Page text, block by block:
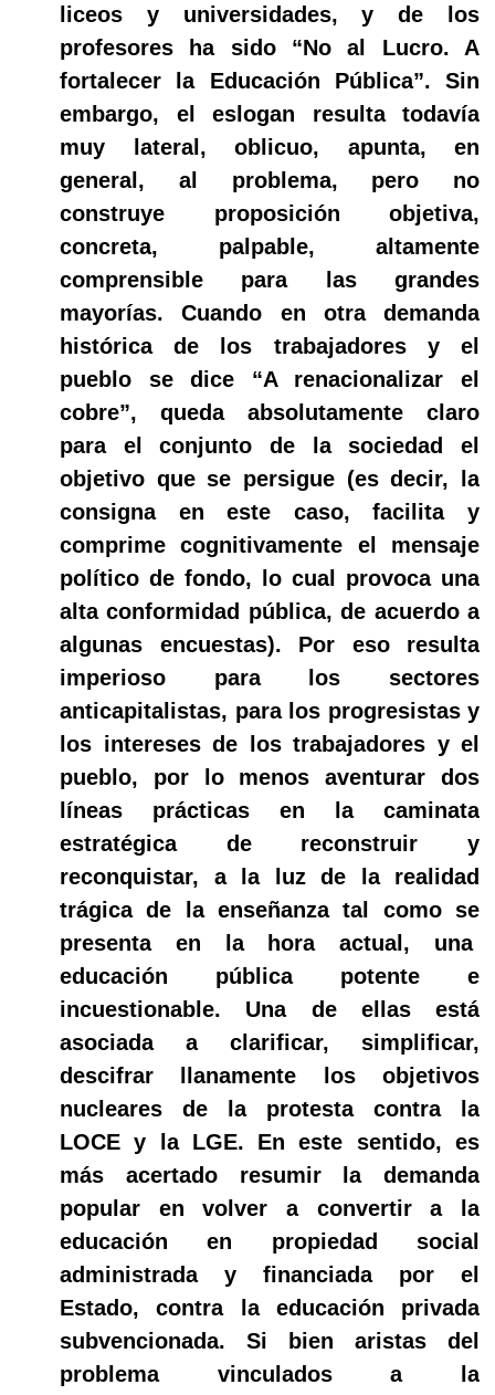
liceos y universidades, y de los
profesores ha sido “No al Lucro. A
fortalecer la Educación Pública”. Sin
embargo, el eslogan resulta todavía
muy lateral, oblicuo, apunta, en
general, al problema, pero no
construye proposición objetiva,
concreta, palpable, altamente
comprensible para las grandes
mayorías. Cuando en otra demanda
histórica de los trabajadores y el
pueblo se dice “A renacionalizar el
cobre”, queda absolutamente claro
para el conjunto de la sociedad el
objetivo que se persigue (es decir, la
consigna en este caso, facilita y
comprime cognitivamente el mensaje
político de fondo, lo cual provoca una
alta conformidad pública, de acuerdo a
algunas encuestas). Por eso resulta
imperioso para los sectores
anticapitalistas, para los progresistas y
los intereses de los trabajadores y el
pueblo, por lo menos aventurar dos
líneas prácticas en la caminata
estratégica de reconstruir y
reconquistar, a la luz de la realidad
trágica de la enseñanza tal como se
presenta en la hora actual, una
educación pública potente e
incuestionable. Una de ellas está
asociada a clarificar, simplificar,
descifrar llanamente los objetivos
nucleares de la protesta contra la
LOCE y la LGE. En este sentido, es
más acertado resumir la demanda
popular en volver a convertir a la
educación en propiedad social
administrada y financiada por el
Estado, contra la educación privada
subvencionada. Si bien aristas del
problema vinculados a la